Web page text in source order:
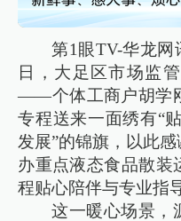
第1眼TV-华龙网
日，大足区市场监
——个体工商户胡学
专程送来一面绣有“
发展”的锦旗，以此
办重点液态食品散装
程贴心陪伴与专业指
这一暖心场景，